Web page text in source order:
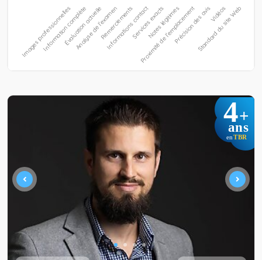
4+
ans
en TBR